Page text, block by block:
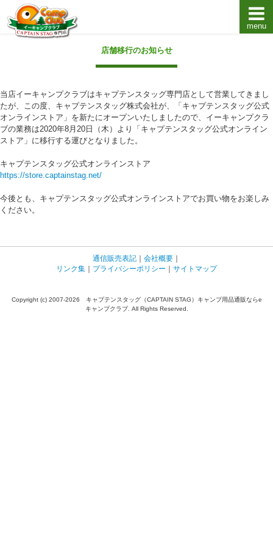
キャプテンスタッグキャンプ用品通販店【eキャンプ
menu
店舗移行のお知らせ
当店イーキャンプクラブはキャプテンスタッグ専門店として営業してきまし
たが、この度、キャプテンスタッグ株式会社が、「キャプテンスタッグ公式
オンラインストア」を新たにオープンいたしましたので、イーキャンプクラ
ブの業務は2020年8月20日（木）より「キャプテンスタッグ公式オンライン
ストア」に移行する運びとなりました。
キャプテンスタッグ公式オンラインストア
https://store.captainstag.net/
今後とも、キャプテンスタッグ公式オンラインストアでお買い物をお楽しみ
ください。
通信販売表記 ｜ 会社概要 ｜
リンク集 ｜ プライバシーポリシー ｜ サイトマップ
Copyright (c) 2007-2026 キャプテンスタッグ（CAPTAIN STAG）キャンプ用品通販ならe
キャンプクラブ. All Rights Reserved.